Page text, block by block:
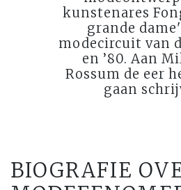
kunstenares
grande
modecircuit van
en ’80. Aan
Rossum de eer
gaan
BIOGRAFIE